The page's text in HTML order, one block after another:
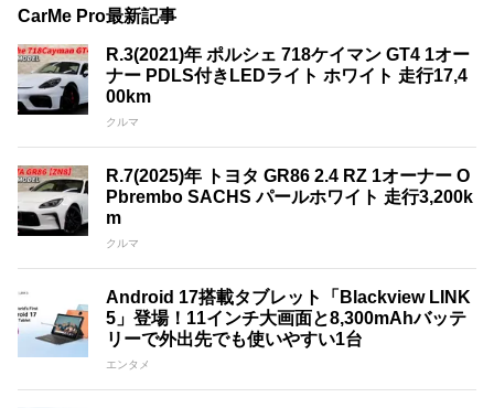
CarMe Pro最新記事
R.3(2021)年 ポルシェ 718ケイマン GT4 1オー
ナー PDLS付きLEDライト ホワイト 走行17,4
00km
クルマ
R.7(2025)年 トヨタ GR86 2.4 RZ 1オーナー O
Pbrembo SACHS パールホワイト 走行3,200k
m
クルマ
Android 17搭載タブレット「Blackview LINK
5」登場！11インチ大画面と8,300mAhバッテ
リーで外出先でも使いやすい1台
エンタメ